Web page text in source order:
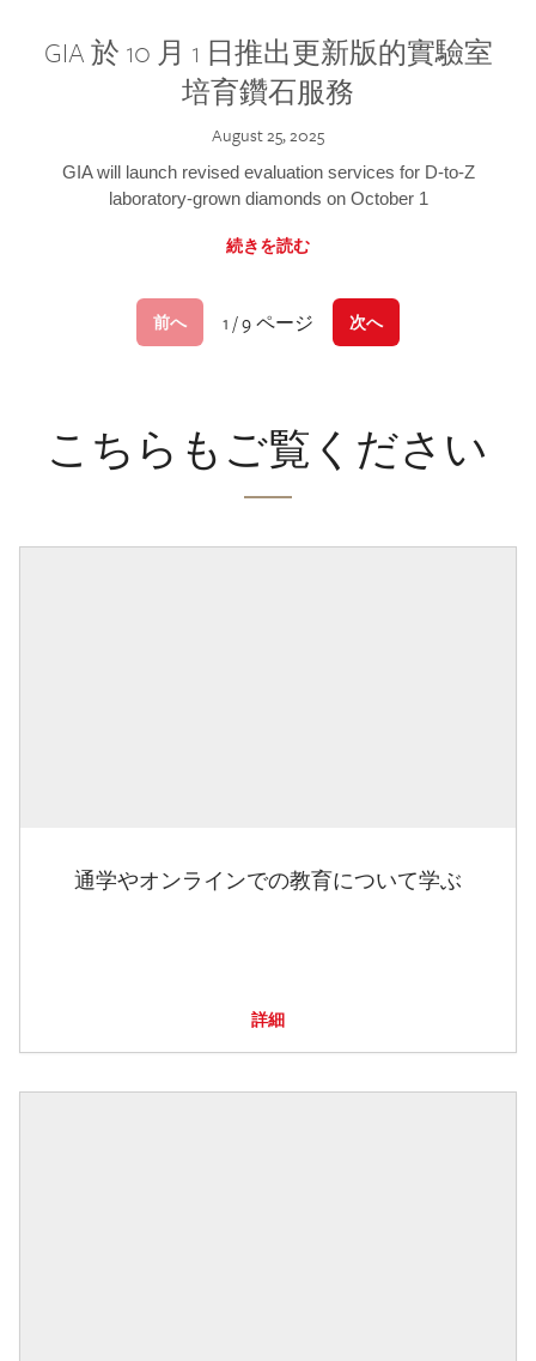
GIA 於 10 月 1 日推出更新版的實驗室
培育鑽石服務
August 25, 2025
GIA will launch revised evaluation services for D-to-Z
laboratory-grown diamonds on October 1
続きを読む
前へ 1 / 9 ページ 次へ
こちらもご覧ください
通学やオンラインでの教育について学ぶ
詳細